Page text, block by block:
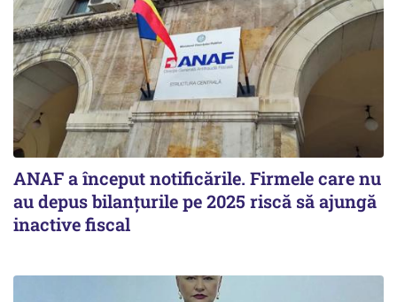
ANAF a început notificările. Firmele care nu
au depus bilanțurile pe 2025 riscă să ajungă
inactive fiscal